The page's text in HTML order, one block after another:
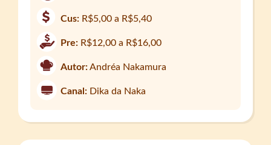
Cus: R$5,00 a R$5,40
Pre: R$12,00 a R$16,00
Autor:Andréa Nakamura
Canal: Dika da Naka